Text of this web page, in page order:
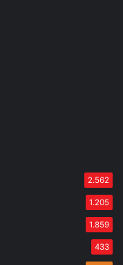
2.562
1.205
1.859
433